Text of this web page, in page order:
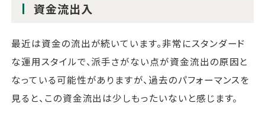
資金流出入
最近は資金の流出が続いています。非常にスタンダード
な運用スタイルで、派手さがない点が資金流出の原因と
なっている可能性がありますが、過去のパフォーマンスを
見ると、この資金流出は少しもったいないと感じます。